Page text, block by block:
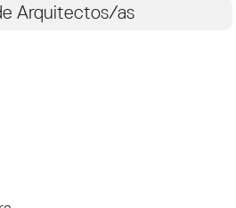
Arquitectos/as